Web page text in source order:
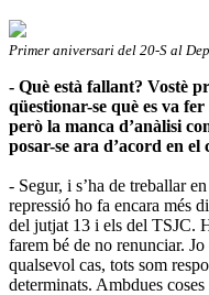
Primer aniversari del 20-S al
- Què està fallant? Vostè
qüestionar-se què es va
però la manca d’anàlisi
posar-se ara d’acord en el
- Segur, i s’ha de treballar
repressió ho fa encara més
del jutjat 13 i els del TSJC.
farem bé de no renunciar.
qualsevol cas, tots som
determinats. Ambdues